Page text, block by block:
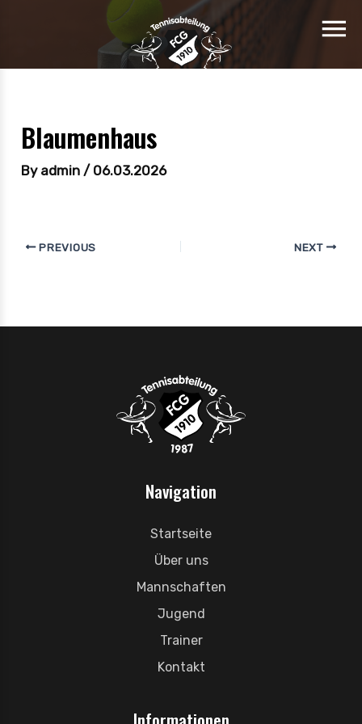
Blaumenhaus
By admin / 06.03.2026
PREVIOUS NEXT
Navigation
Startseite
Über uns
Mannschaften
Jugend
Trainer
Kontakt